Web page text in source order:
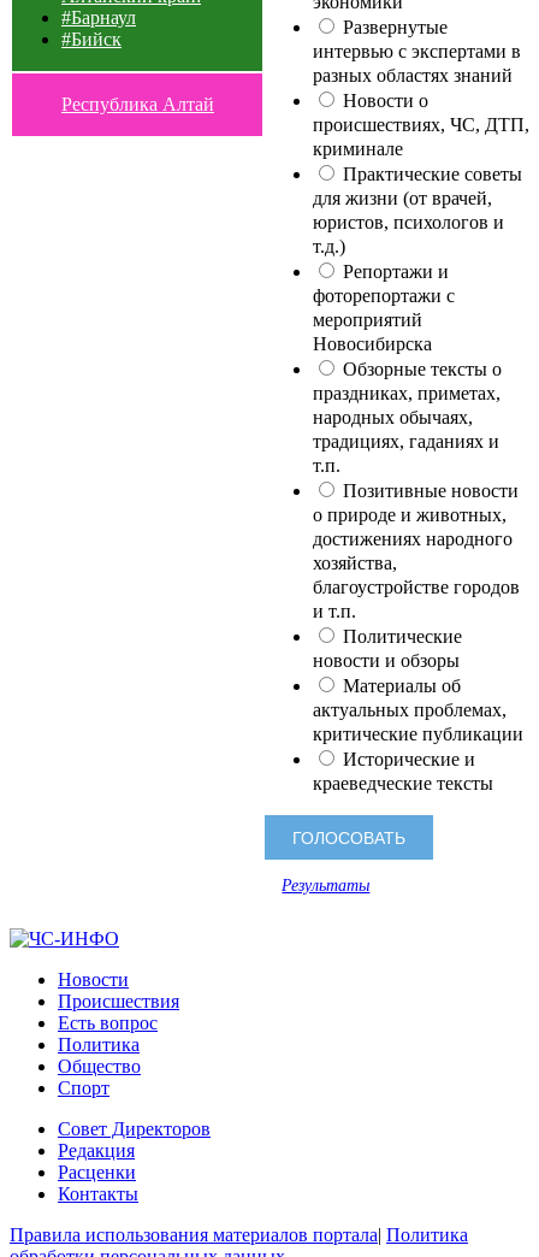
#Барнаул
#Бийск
Республика Алтай
Развернутые
интервью с экспертами в
разных областях знаний
Новости о
происшествиях, ЧС, ДТП,
криминале
Практические советы
для жизни (от врачей,
юристов, психологов и
т.д.)
Репортажи и
фоторепортажи с
мероприятий
Новосибирска
Обзорные тексты о
праздниках, приметах,
народных обычаях,
традициях, гаданиях и
т.п.
Позитивные новости
о природе и животных,
достижениях народного
хозяйства,
благоустройстве городов
и т.п.
Политические
новости и обзоры
Материалы об
актуальных проблемах,
критические публикации
Исторические и
краеведческие тексты
Результаты
Новости
Происшествия
Есть вопрос
Политика
Общество
Спорт
Совет Директоров
Редакция
Расценки
Контакты
Правила использования материалов портала| Политика